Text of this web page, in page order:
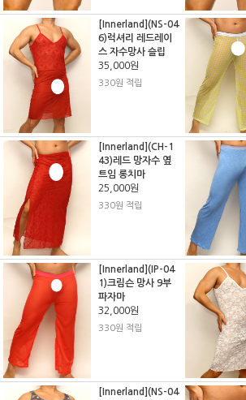
[Innerland](NS-04
6)럭셔리 레드레이
스 자수망사 슬립
35,000원
330원 적립
[Innerland](CH-1
43)레드 망자수 옆
트임 롱치마
25,000원
330원 적립
[Innerland](IP-04
1)크림슨 망사 9부
파자마
32,000원
330원 적립
[Innerland](NS-04